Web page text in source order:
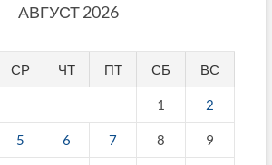
АВГУСТ 2026
СР ЧТ ПТ СБ ВС
1 2
5 6 7 8 9